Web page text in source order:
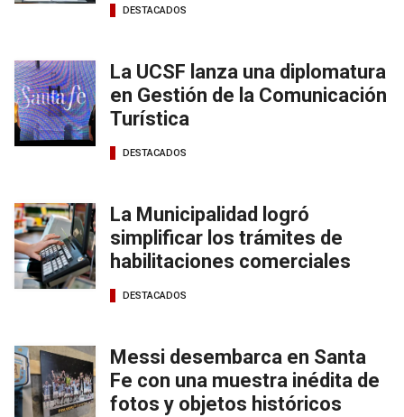
DESTACADOS
La UCSF lanza una diplomatura
en Gestión de la Comunicación
Turística
DESTACADOS
La Municipalidad logró
simplificar los trámites de
habilitaciones comerciales
DESTACADOS
Messi desembarca en Santa
Fe con una muestra inédita de
fotos y objetos históricos